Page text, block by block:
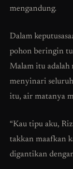
mengandung.
Dalam
pohon beringin
Malam itu adalah
menyinari
itu, air matanya
“Kau tipu aku,
takkan maafkan
digantikan